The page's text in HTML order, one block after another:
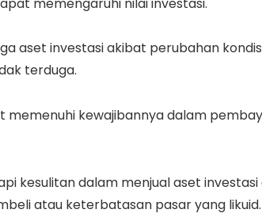
aset investasi akibat perubahan
terduga.
kewajibannya dalam
kesulitan dalam menjual aset
atau keterbatasan pasar yang likuid.